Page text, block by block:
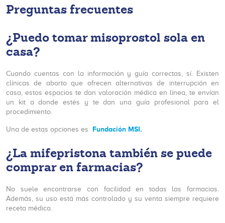
Preguntas frecuentes
¿Puedo tomar misoprostol sola en
casa?
Cuando cuentas con la información y guía correctas, sí. Existen
clínicas de aborto que ofrecen alternativas de interrupción en
casa, estos espacios te dan valoración médica en línea, te envían
un kit a donde estés y te dan una guía profesional para el
procedimiento.
Una de estas opciones es Fundación MSI.
¿La mifepristona también se puede
comprar en farmacias?
No suele encontrarse con facilidad en todas las farmacias.
Además, su uso está más controlado y su venta siempre requiere
receta médica.